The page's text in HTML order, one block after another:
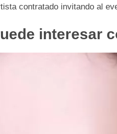
contratado invitando al
interesar